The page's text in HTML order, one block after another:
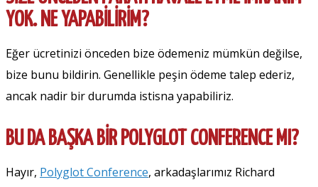
YOK. NE YAPABILIRIM?
Eğer ücretinizi önceden bize ödemeniz mümkün değilse,
bize bunu bildirin. Genellikle peşin ödeme talep ederiz,
ancak nadir bir durumda istisna yapabiliriz.
BU DA BAŞKA BIR POLYGLOT CONFERENCE MI?
Hayır, Polyglot Conference, arkadaşlarımız Richard